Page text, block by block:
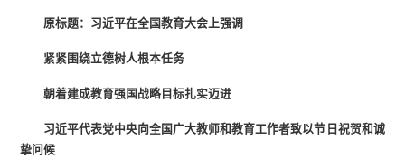
原标题：习近平在全国教育大会上强调
紧紧围绕立德树人根本任务
朝着建成教育强国战略目标扎实迈进
习近平代表党中央向全国广大教师和教育工作者致以节日祝贺和诚
挚问候